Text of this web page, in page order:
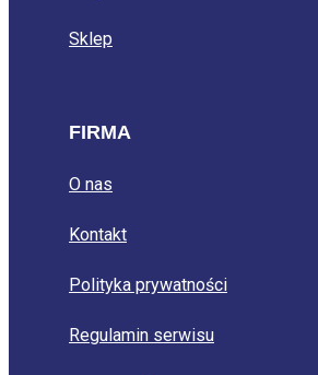
Sklep
FIRMA
O nas
Kontakt
Polityka prywatności
Regulamin serwisu